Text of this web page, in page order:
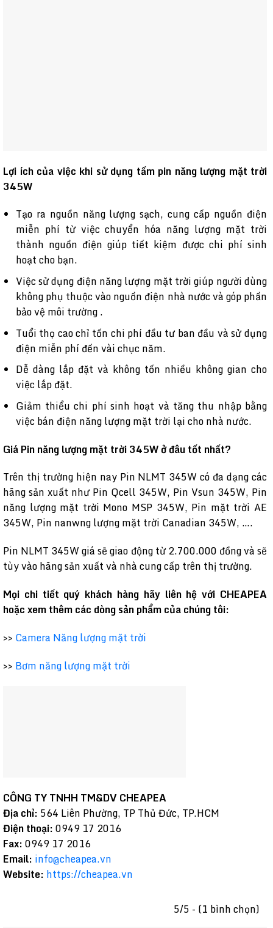
Lợi ích của việc khi sử dụng tấm pin năng lượng mặt trời
345W
Tạo ra nguồn năng lượng sạch, cung cấp nguồn điện
miễn phí từ việc chuyển hóa năng lượng mặt trời
thành nguồn điện giúp tiết kiệm được chi phí sinh
hoạt cho bạn.
Việc sử dụng điện năng lượng mặt trời giúp người dùng
không phụ thuộc vào nguồn điện nhà nước và góp phần
bảo vệ môi trường .
Tuổi thọ cao chỉ tốn chi phí đầu tư ban đầu và sử dụng
điện miễn phí đến vài chục năm.
Dễ dàng lắp đặt và không tốn nhiều không gian cho
việc lắp đặt.
Giảm thiểu chi phí sinh hoạt và tăng thu nhập bằng
việc bán điện năng lượng mặt trời lại cho nhà nước.
Giá Pin năng lượng mặt trời 345W ở đâu tốt nhất?
Trên thị trường hiện nay Pin NLMT 345W có đa dạng các
hãng sản xuất như Pin Qcell 345W, Pin Vsun 345W, Pin
năng lượng mặt trời Mono MSP 345W, Pin mặt trời AE
345W, Pin nanwng lượng mặt trời Canadian 345W, ….
Pin NLMT 345W giá sẽ giao động từ 2.700.000 đồng và sẽ
tùy vào hãng sản xuất và nhà cung cấp trên thị trường.
Mọi chi tiết quý khách hàng hãy liên hệ với CHEAPEA
hoặc xem thêm các dòng sản phẩm của chúng tôi:
>> Camera Năng lượng mặt trời
>> Bơm năng lượng mặt trời
CÔNG TY TNHH TM&DV CHEAPEA
Địa chỉ: 564 Liên Phường, TP Thủ Đức, TP.HCM
Điện thoại:0949 17 2016
Fax:0949 17 2016
Email: info@cheapea.vn
Website: https://cheapea.vn
5/5 - (1 bình chọn)